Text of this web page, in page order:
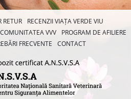
RETUR
RECENZII VIAȚA VERDE VIU
VVV
PROGRAM DE AFILIERE
FRECVENTE CONTACT